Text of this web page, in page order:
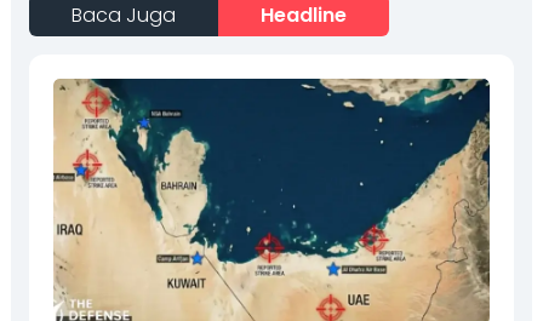
Baca Juga Headline